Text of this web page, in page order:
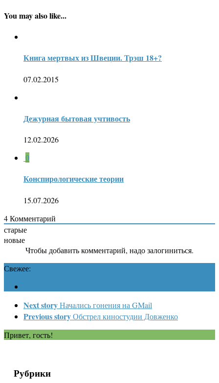
You may also like...
Книга мертвых из Швеции. Трэш 18+?
07.02.2015
Дежурная бытовая учтивость
12.02.2026
0
Конспирологические теории
15.07.2026
4Комментарий
старые
новые
Чтобы добавить комментарий, надо залогиниться.
Свежее:
Next storyНачались гонения на GMail
Previous storyОбстрел киностудии Довженко
Привет, гость!
Рубрики